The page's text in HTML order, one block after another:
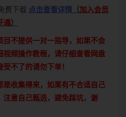
费下载 点击查看详情 （加入会员
通）
目不提供一对一指导，如果不会
视频操作教程，请仔细查看网盘
不了的请勿下单！
是收集得来，如果有不合适自己
注意自己甄选，避免踩坑，谢